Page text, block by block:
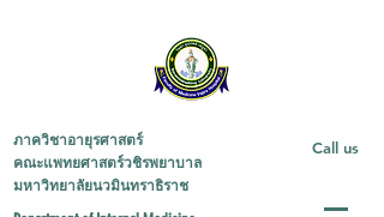
Call us
ภาควิชาอายุรศาสตร์
คณะแพทยศาสตร์วชิรพยาบาล
มหาวิทยาลัยนวมินทราธิราช